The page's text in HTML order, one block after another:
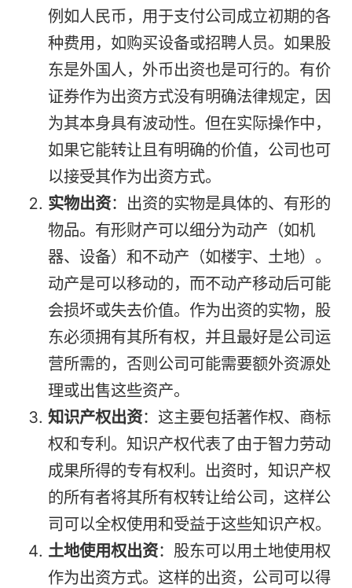
例如人民币，用于支付公司成立初期的各
种费用，如购买设备或招聘人员。如果股
东是外国人，外币出资也是可行的。有价
证券作为出资方式没有明确法律规定，因
为其本身具有波动性。但在实际操作中，
如果它能转让且有明确的价值，公司也可
以接受其作为出资方式。
实物出资：出资的实物是具体的、有形的
物品。有形财产可以细分为动产（如机
器、设备）和不动产（如楼宇、土地）。
动产是可以移动的，而不动产移动后可能
会损坏或失去价值。作为出资的实物，股
东必须拥有其所有权，并且最好是公司运
营所需的，否则公司可能需要额外资源处
理或出售这些资产。
知识产权出资：这主要包括著作权、商标
权和专利。知识产权代表了由于智力劳动
成果所得的专有权利。出资时，知识产权
的所有者将其所有权转让给公司，这样公
司可以全权使用和受益于这些知识产权。
土地使用权出资：股东可以用土地使用权
作为出资方式。这样的出资，公司可以得